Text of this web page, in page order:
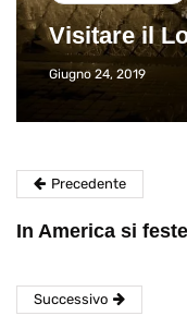
Visitare il
Giugno 24, 2019
Precedente
In America si
Successivo